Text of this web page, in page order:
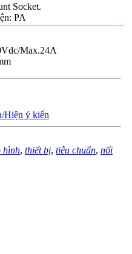
Socket.
PA
Max.24A
Hiện ý kiến
hình, thiết bị, tiêu chuẩn, nối